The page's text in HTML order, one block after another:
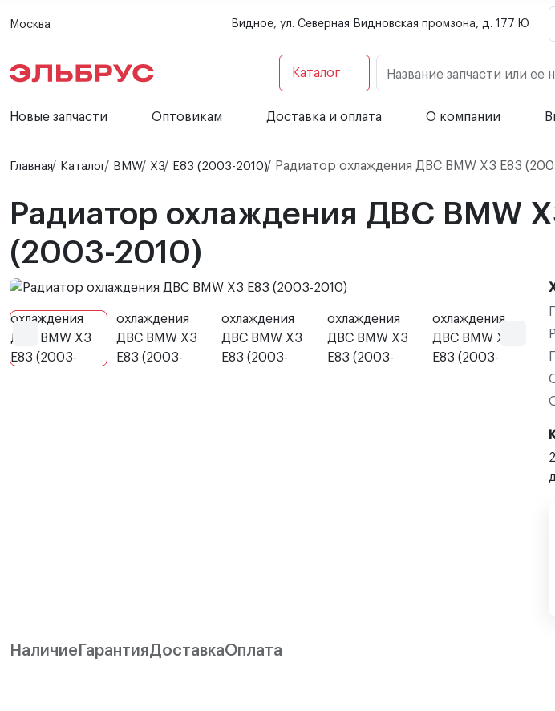
Москва Видное, ул. Северная Видновская промзона, д. 177 Ю
Каталог Название запчасти или ее
Новые запчасти Оптовикам Доставка и оплата О компании
Главная Каталог BMW X3 E83 (2003-2010) Радиатор охлаждения ДВС BMW X3 E83
Радиатор охлаждения ДВС BMW
(2003-2010)
Наличие ГарантияДоставкаОплата